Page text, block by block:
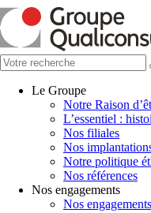
Le Groupe
Notre Raison
L’essentiel :
Nos filiales
Nos
Notre politique
Nos références
Nos engagements
Nos